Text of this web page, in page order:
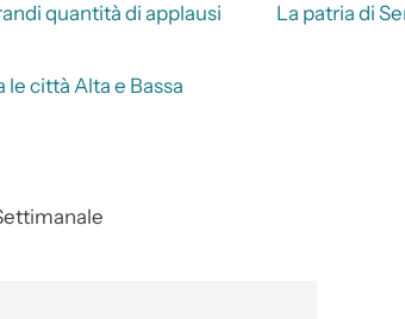
quantità di applausi La patria di
le città Alta e Bassa